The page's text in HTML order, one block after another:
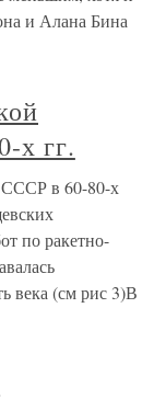
и Алана Бина
х гг.
СССР в 60-80-х
по ракетно-
века (см рис 3)В